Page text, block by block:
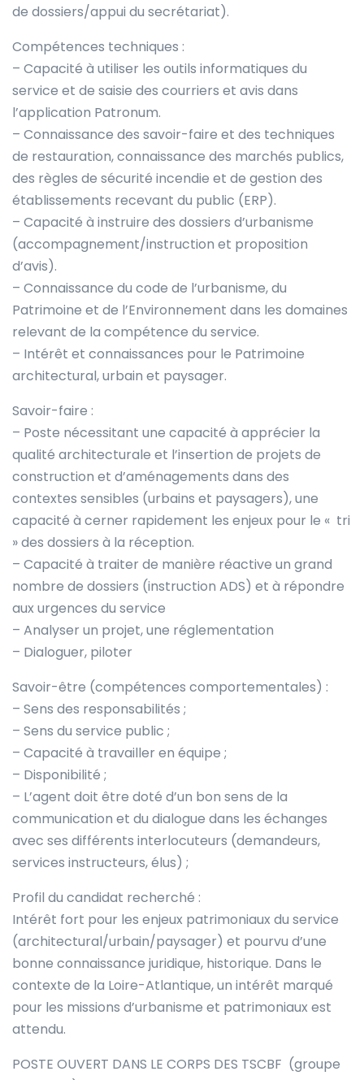
de dossiers/appui du secrétariat).
Compétences techniques :
– Capacité à utiliser les outils informatiques du
service et de saisie des courriers et avis dans
l’application Patronum.
– Connaissance des savoir-faire et des techniques
de restauration, connaissance des marchés publics,
des règles de sécurité incendie et de gestion des
établissements recevant du public (ERP).
– Capacité à instruire des dossiers d’urbanisme
(accompagnement/instruction et proposition
d’avis).
– Connaissance du code de l’urbanisme, du
Patrimoine et de l’Environnement dans les domaines
relevant de la compétence du service.
– Intérêt et connaissances pour le Patrimoine
architectural, urbain et paysager.
Savoir-faire :
– Poste nécessitant une capacité à apprécier la
qualité architecturale et l’insertion de projets de
construction et d’aménagements dans des
contextes sensibles (urbains et paysagers), une
capacité à cerner rapidement les enjeux pour le « tri
» des dossiers à la réception.
– Capacité à traiter de manière réactive un grand
nombre de dossiers (instruction ADS) et à répondre
aux urgences du service
– Analyser un projet, une réglementation
– Dialoguer, piloter
Savoir-être (compétences comportementales) :
– Sens des responsabilités ;
– Sens du service public ;
– Capacité à travailler en équipe ;
– Disponibilité ;
– L’agent doit être doté d’un bon sens de la
communication et du dialogue dans les échanges
avec ses différents interlocuteurs (demandeurs,
services instructeurs, élus) ;
Profil du candidat recherché :
Intérêt fort pour les enjeux patrimoniaux du service
(architectural/urbain/paysager) et pourvu d’une
bonne connaissance juridique, historique. Dans le
contexte de la Loire-Atlantique, un intérêt marqué
pour les missions d’urbanisme et patrimoniaux est
attendu.
POSTE OUVERT DANS LE CORPS DES TSCBF (groupe